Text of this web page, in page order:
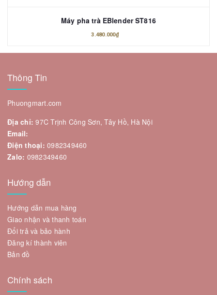
Máy pha trà EBlender ST816
3.480.000₫
Thông Tin
Phuongmart.com
Địa chỉ: 97C Trịnh Công Sơn, Tây Hồ, Hà Nội
Email:
Điện thoại: 0982349460
Zalo: 0982349460
Hướng dẫn
Hướng dẫn mua hàng
Giao nhận và thanh toán
Đổi trả và bảo hành
Đăng kí thành viên
Bản đồ
Chính sách